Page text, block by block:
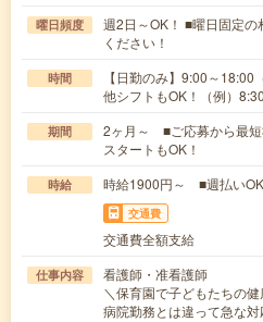
曜日頻度
週2日～OK！ ■曜日固定
ください！
時間
【日勤のみ】9:00～
他シフトもOK！（例）
期間
2ヶ月～ ■ご応募から最
スタートもOK！
時給 時給1900円～ ■週払い
交通費
交通費全額支給
仕事内容
看護師・准看護師
＼保育園で子どもたちの
病院勤務とは違って急な